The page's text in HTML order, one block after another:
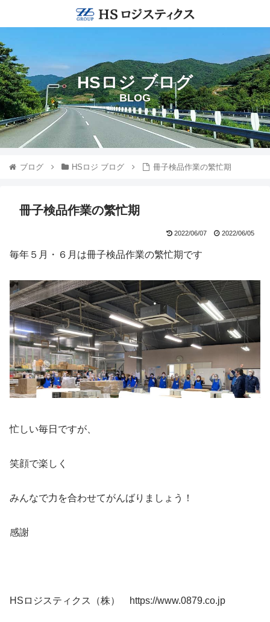
HSロジ ブログ
BLOG
ブログ HSロジ ブログ 冊子検品作業の繁忙期
冊子検品作業の繁忙期
2022/06/07 2022/06/05
毎年５月・６月は冊子検品作業の繁忙期です
忙しい毎日ですが、
笑顔で楽しく
みんなで力を合わせてがんばりましょう！
感謝
HSロジスティクス（株） https://www.0879.co.jp